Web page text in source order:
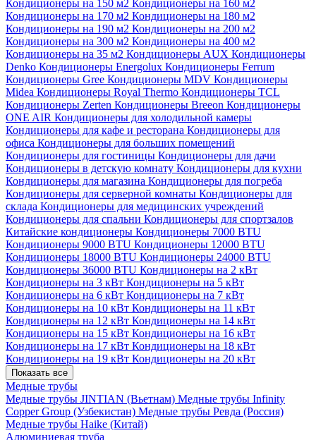
Кондиционеры на 150 м2 Кондиционеры на 160 м2
Кондиционеры на 170 м2 Кондиционеры на 180 м2
Кондиционеры на 190 м2 Кондиционеры на 200 м2
Кондиционеры на 300 м2 Кондиционеры на 400 м2
Кондиционеры на 35 м2 Кондиционеры AUX Кондиционеры
Denko Кондиционеры Energolux Кондиционеры Ferrum
Кондиционеры Gree Кондиционеры MDV Кондиционеры
Midea Кондиционеры Royal Thermo Кондиционеры TCL
Кондиционеры Zerten Кондиционеры Breeon Кондиционеры
ONE AIR Кондиционеры для холодильной камеры
Кондиционеры для кафе и ресторана Кондиционеры для
офиса Кондиционеры для больших помещений
Кондиционеры для гостиницы Кондиционеры для дачи
Кондиционеры в детскую комнату Кондиционеры для кухни
Кондиционеры для магазина Кондиционеры для погреба
Кондиционеры для серверной комнаты Кондиционеры для
склада Кондиционеры для медицинских учреждений
Кондиционеры для спальни Кондиционеры для спортзалов
Китайские кондиционеры Кондиционеры 7000 BTU
Кондиционеры 9000 BTU Кондиционеры 12000 BTU
Кондиционеры 18000 BTU Кондиционеры 24000 BTU
Кондиционеры 36000 BTU Кондиционеры на 2 кВт
Кондиционеры на 3 кВт Кондиционеры на 5 кВт
Кондиционеры на 6 кВт Кондиционеры на 7 кВт
Кондиционеры на 10 кВт Кондиционеры на 11 кВт
Кондиционеры на 12 кВт Кондиционеры на 14 кВт
Кондиционеры на 15 кВт Кондиционеры на 16 кВт
Кондиционеры на 17 кВт Кондиционеры на 18 кВт
Кондиционеры на 19 кВт Кондиционеры на 20 кВт
Показать все
Медные трубы
Медные трубы JINTIAN (Вьетнам) Медные трубы Infinity
Copper Group (Узбекистан) Медные трубы Ревда (Россия)
Медные трубы Haike (Китай)
Алюминиевая труба